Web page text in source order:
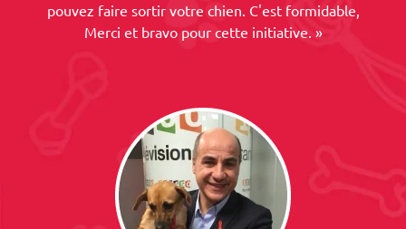
pouvez faire sortir votre chien. C'est formidable,
Merci et bravo pour cette initiative. »